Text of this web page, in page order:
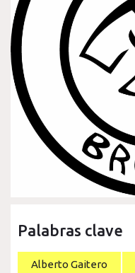
Palabras clave
Alberto Gaitero